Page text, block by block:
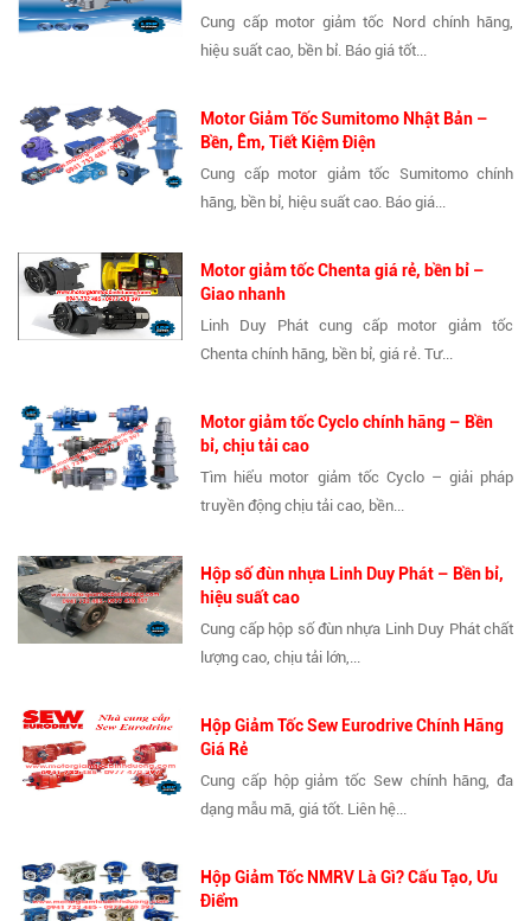
Cung cấp motor giảm tốc Nord chính hãng,
hiệu suất cao, bền bỉ. Báo giá tốt...
Motor Giảm Tốc Sumitomo Nhật Bản –
Bền, Êm, Tiết Kiệm Điện
Cung cấp motor giảm tốc Sumitomo chính
hãng, bền bỉ, hiệu suất cao. Báo giá...
Motor giảm tốc Chenta giá rẻ, bền bỉ –
Giao nhanh
Linh Duy Phát cung cấp motor giảm tốc
Chenta chính hãng, bền bỉ, giá rẻ. Tư...
Motor giảm tốc Cyclo chính hãng – Bền
bỉ, chịu tải cao
Tìm hiểu motor giảm tốc Cyclo – giải pháp
truyền động chịu tải cao, bền...
Hộp số đùn nhựa Linh Duy Phát – Bền bỉ,
hiệu suất cao
Cung cấp hộp số đùn nhựa Linh Duy Phát chất
lượng cao, chịu tải lớn,...
Hộp Giảm Tốc Sew Eurodrive Chính Hãng
Giá Rẻ
Cung cấp hộp giảm tốc Sew chính hãng, đa
dạng mẫu mã, giá tốt. Liên hệ...
Hộp Giảm Tốc NMRV Là Gì? Cấu Tạo, Ưu
Điểm